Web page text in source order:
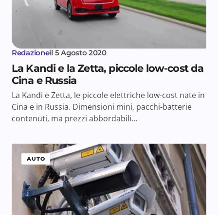
Redazioneil 5 Agosto 2020
La Kandi e la Zetta, piccole low-cost da
Cina e Russia
La Kandi e Zetta, le piccole elettriche low-cost nate in
Cina e in Russia. Dimensioni mini, pacchi-batterie
contenuti, ma prezzi abbordabili…
AUTO